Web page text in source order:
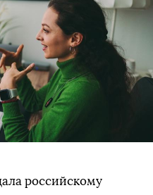
российскому